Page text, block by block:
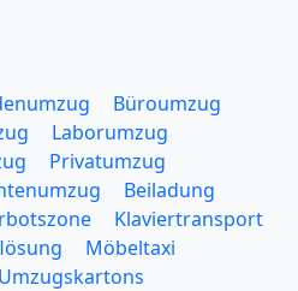
Büroumzug
Laborumzug
Privatumzug
Beiladung
Klaviertransport
Möbeltaxi
Umzugskartons